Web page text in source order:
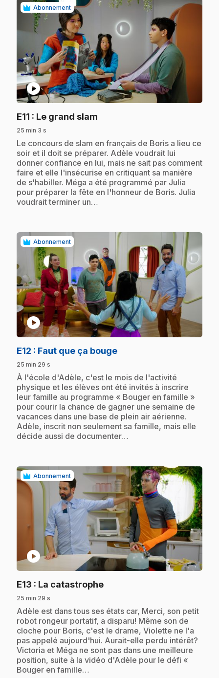
Abonnement
play_circle
E11 : Le grand slam
25 min 3 s
.Le concours de slam en français de Boris a lieu ce
soir et il doit se préparer. Adèle voudrait lui
donner confiance en lui, mais ne sait pas comment
faire et elle l'insécurise en critiquant sa manière
de s'habiller. Méga a été programmé par Julia
pour préparer la fête en l'honneur de Boris. Julia
voudrait terminer un…
Abonnement
play_circle
E12 : Faut que ça bouge.
25 min 29 s
.À l'école d'Adèle, c'est le mois de l'activité
physique et les élèves ont été invités à inscrire
leur famille au programme « Bouger en famille »
pour courir la chance de gagner une semaine de
vacances dans une base de plein air aérienne.
Adèle, inscrit non seulement sa famille, mais elle
décide aussi de documenter…
Abonnement
play_circle
E13 : La catastrophe.
25 min 29 s
.Adèle est dans tous ses états car, Merci, son petit
robot rongeur portatif, a disparu! Même son de
cloche pour Boris, c'est le drame, Violette ne l'a
pas appelé aujourd'hui. Aurait-elle perdu intérêt?
Victoria et Méga ne sont pas dans une meilleure
position, suite à la vidéo d'Adèle pour le défi «
Bouger en famille…